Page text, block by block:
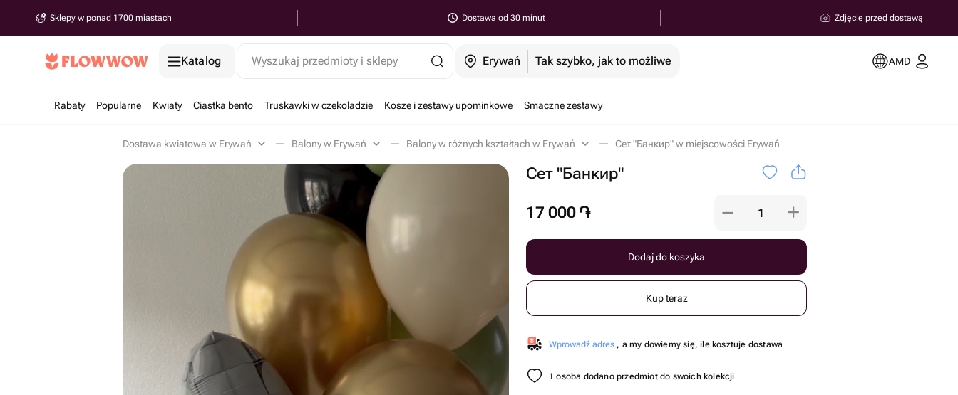
Sklepy w ponad 1700 miastach Dostawa od 30 minut Zdjęcie przed dostawą
Katalog Wyszukaj przedmioty i sklepy Erywań Tak szybko, jak to możliwe AMD
Rabaty Popularne Kwiaty Ciastka bento Truskawki w czekoladzie Kosze i zestawy upominkowe Smaczne zestawy
Dostawa kwiatowa w Erywań Balony w Erywań Balony w różnych kształtach w Erywań Сет "Банкир" w miejscowości Erywań
Сет "Банкир"
17 000 ֏
Dodaj do koszyka
Kup teraz
Wprowadź adres , a my dowiemy się, ile kosztuje dostawa
1 osoba dodano przedmiot do swoich kolekcji